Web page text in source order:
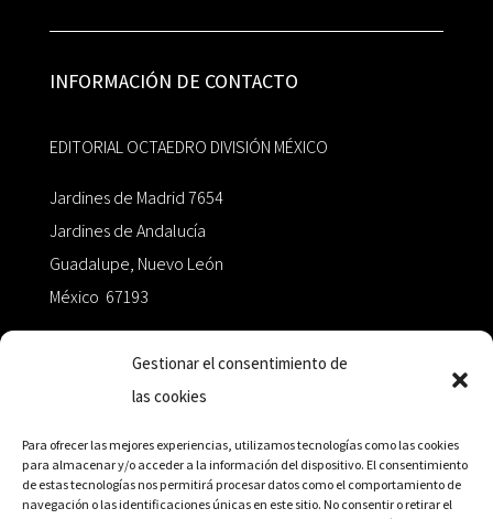
Gestionar el consentimiento de
las cookies
Para ofrecer las mejores experiencias, utilizamos tecnologías como las cookies
para almacenar y/o acceder a la información del dispositivo. El consentimiento
de estas tecnologías nos permitirá procesar datos como el comportamiento de
navegación o las identificaciones únicas en este sitio. No consentir o retirar el
INFORMACIÓN DE CONTACTO
EDITORIAL OCTAEDRO DIVISIÓN MÉXICO
Jardines de Madrid 7654
Jardines de Andalucía
Guadalupe, Nuevo León
México 67193
+52 811.499.5638
RED DE DISTRIBUCIÓN